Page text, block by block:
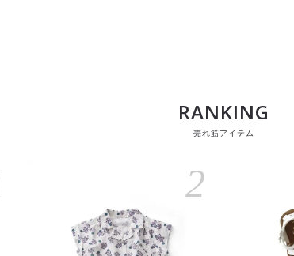
RANKING
売れ筋アイテム
2